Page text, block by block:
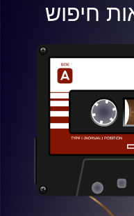
חיפוש